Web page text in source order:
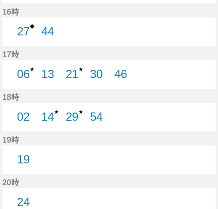
16時
27◆
44
17時
06★
13
21★
30
46
18時
02
14★
29★
54
19時
19
20時
24